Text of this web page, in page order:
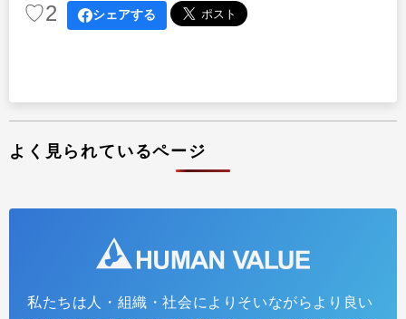
♡2 シェアする
よく見られているページ
私たちは人・組織・社会によりそいながらより良い